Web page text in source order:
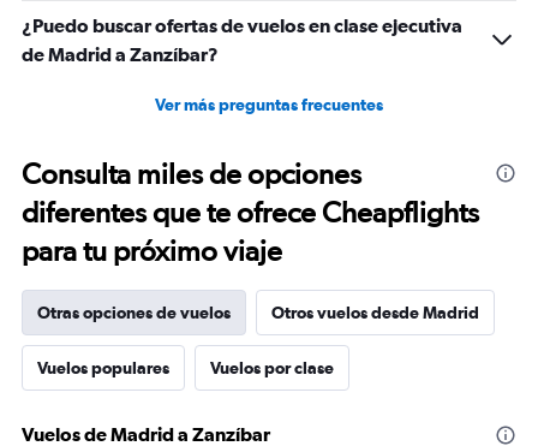
¿Puedo buscar ofertas de vuelos en clase ejecutiva
de Madrid a Zanzíbar?
Ver más preguntas frecuentes
Consulta miles de opciones
diferentes que te ofrece Cheapflights
para tu próximo viaje
Otras opciones de vuelos Otros vuelos desde Madrid
Vuelos populares Vuelos por clase
Vuelos de Madrid a Zanzíbar